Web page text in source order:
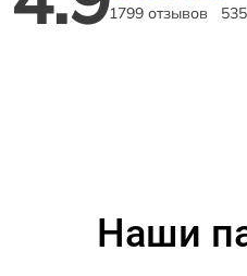
1799 отзывов
Наши